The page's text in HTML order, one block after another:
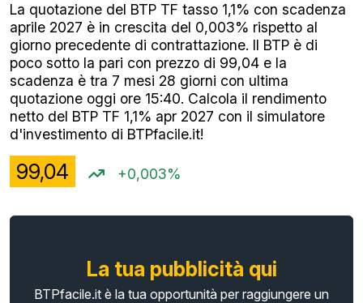
La quotazione del BTP TF tasso 1,1% con scadenza
aprile 2027 è in crescita del 0,003% rispetto al
giorno precedente di contrattazione. Il BTP è di
poco sotto la pari con prezzo di 99,04 e la
scadenza è tra 7 mesi 28 giorni con ultima
quotazione oggi ore 15:40. Calcola il rendimento
netto del BTP TF 1,1% apr 2027 con il simulatore
d'investimento di BTPfacile.it!
99,04 +0,003%
La tua pubblicità qui
BTPfacile.it è la tua opportunità per raggiungere un